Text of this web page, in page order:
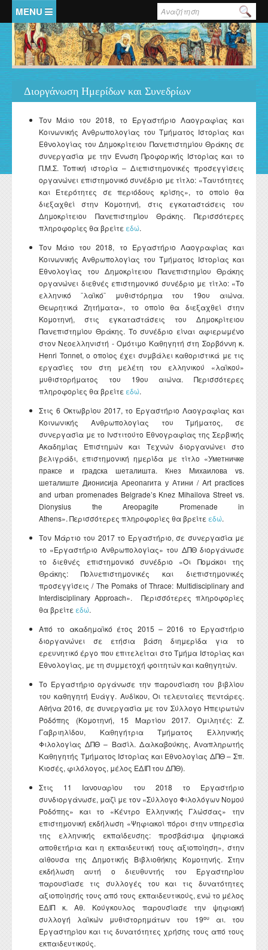
Φόρμα αναζήτησης
Αρχική
Τμήμα Ιστορίας και Εθνολογίας
Εκπαιδευτικό έργο
Ημερίδες - Συνέδρια
Έρευνα
Λαογραφικό Αρχείο
Κατάλογος χειρογράφων λαογραφικού αρχείου
Λαογραφική συλλογή
Photo gallery
Τεκμηρίωση
Εκδόσεις - Αναρτήσεις
Εκδόσεις των μελών του Εργαστηρίου
Ηλεκτρονική Θρακική Βιβλιογραφία
Ανακοινώσεις
Διοργάνωση Ημερίδων και Συνεδρίων
Τον Μάιο του 2018, το Εργαστήριο Λαογραφίας και
Κοινωνικής Ανθρωπολογίας του Τμήματος Ιστορίας και
Εθνολογίας του Δημοκρίτειου Πανεπιστημίου Θράκης σε
συνεργασία με την Ένωση Προφορικής Ιστορίας και το
Π.Μ.Σ. Τοπική ιστορία – Διεπιστημονικές προσεγγίσεις
οργανώνει επιστημονικό συνέδριο με τίτλο: «Ταυτότητες
και Ετερότητες σε περιόδους κρίσης», το οποίο θα
διεξαχθεί στην Κομοτηνή, στις εγκαταστάσεις του
Δημοκρίτειου Πανεπιστημίου Θράκης. Περισσότερες
πληροφορίες θα βρείτε εδώ.
Τον Μάιο του 2018, το Εργαστήριο Λαογραφίας και
Κοινωνικής Ανθρωπολογίας του Τμήματος Ιστορίας και
Εθνολογίας του Δημοκρίτειου Πανεπιστημίου Θράκης
οργανώνει διεθνές επιστημονικό συνέδριο με τίτλο: «Το
ελληνικό ¨λαϊκό¨ μυθιστόρημα του 19ου αιώνα.
Θεωρητικά Ζητήματα», το οποίο θα διεξαχθεί στην
Κομοτηνή, στις εγκαταστάσεις του Δημοκρίτειου
Πανεπιστημίου Θράκης. Το συνέδριο είναι αφιερωμένο
στον Νεοελληνιστή - Ομότιμο Καθηγητή στη Σορβόννη κ.
Henri Tonnet, ο οποίος έχει συμβάλει καθοριστικά με τις
εργασίες του στη μελέτη του ελληνικού «λαϊκού»
μυθιστορήματος του 19ου αιώνα. Περισσότερες
πληροφορίες θα βρείτε εδώ.
Στις 6 Οκτωβρίου 2017, το Εργαστήριο Λαογραφίας και
Κοινωνικής Ανθρωπολογίας του Τμήματος, σε
συνεργασία με το Ινστιτούτο Εθνογραφίας της Σερβικής
Ακαδημίας Επιστημών και Τεχνών διοργανώνει στο
βελιγράδι, επιστημονική ημερίδα με τίτλο «Уметничке
праксе и градска шеталишта. Кнез Михаилова vs.
шеталиште Дионисија Ареопагита у Атини / Art practices
and urban promenades Belgrade’s Knez Mihailova Street vs.
Dionysius the Areopagite Promenade in
Athens». Περισσότερες πληροφορίες θα βρείτε εδώ.
Τον Μάρτιο του 2017 το Εργαστήριο, σε συνεργασία με
το «Εργαστήριο Ανθρωπολογίας» του ΔΠΘ διοργάνωσε
το διεθνές επιστημονικό συνέδριο «Οι Πομάκοι της
Θράκης: Πολυεπιστημονικές και διεπιστημονικές
προσεγγίσεις / The Pomaks of Thrace: Multidisciplinary and
Interdisciplinary Approach». Περισσότερες πληροφορίες
θα βρείτε εδώ.
Από το ακαδημαϊκό έτος 2015 – 2016 το Εργαστήριο
διοργανώνει σε ετήσια βάση διημερίδα για το
ερευνητικό έργο που επιτελείται στο Τμήμα Ιστορίας και
Εθνολογίας, με τη συμμετοχή φοιτητών και καθηγητών.
Το Εργαστήριο οργάνωσε την παρουσίαση του βιβλίου
του καθηγητή Ευάγγ. Αυδίκου, Οι τελευταίες πεντάρες.
Αθήνα 2016, σε συνεργασία με τον Σύλλογο Ηπειρωτών
Ροδόπης (Κομοτηνή, 15 Μαρτίου 2017. Ομιλητές: Ζ.
Γαβριηλίδου, Καθηγήτρια Τμήματος Ελληνικής
Φιλολογίας ΔΠΘ – Βασίλ. Δαλκαβούκης, Αναπληρωτής
Καθηγητής Τμήματος Ιστορίας και Εθνολογίας ΔΠΘ – Σπ.
Κιοσές, φιλόλογος, μέλος ΕΔΙΠ του ΔΠΘ).
Στις 11 Ιανουαρίου του 2018 το Εργαστήριο
συνδιοργάνωσε, μαζί με τον «Σύλλογο Φιλολόγων Νομού
Ροδόπης» και το «Κέντρο Ελληνικής Γλώσσας» την
επιστημονική εκδήλωση «Ψηφιακοί πόροι στην υπηρεσία
της ελληνικής εκπαίδευσης: προσβάσιμα ψηφιακά
αποθετήρια και η εκπαιδευτική τους αξιοποίηση», στην
αίθουσα της Δημοτικής Βιβλιοθήκης Κομοτηνής. Στην
εκδήλωση αυτή ο διευθυντής του Εργαστηρίου
παρουσίασε τις συλλογές του και τις δυνατότητες
αξιοποίησής τους από τους εκπαιδευτικούς, ενώ το μέλος
ΕΔΙΠ κ. Αθ. Κούγκουλος παρουσίασε την ψηφιακή
συλλογή λαϊκών μυθιστορημάτων του 19ου
αι. του
Εργαστηρίου και τις δυνατότητες χρήσης τους από τους
εκπαιδευτικούς.